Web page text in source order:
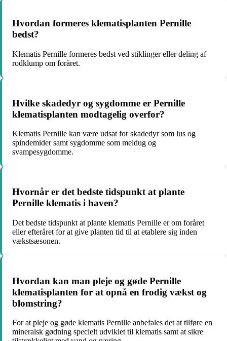
Hvordan formeres klematisplanten Pernille
bedst?
Klematis Pernille formeres bedst ved stiklinger eller deling af
rodklump om foråret.
Hvilke skadedyr og sygdomme er Pernille
klematisplanten modtagelig overfor?
Klematis Pernille kan være udsat for skadedyr som lus og
spindemider samt sygdomme som meldug og
svampesygdomme.
Hvornår er det bedste tidspunkt at plante
Pernille klematis i haven?
Det bedste tidspunkt at plante klematis Pernille er om foråret
eller efteråret for at give planten tid til at etablere sig inden
vækstsæsonen.
Hvordan kan man pleje og gøde Pernille
klematisplanten for at opnå en frodig vækst og
blomstring?
For at pleje og gøde klematis Pernille anbefales det at tilføre en
mineralsk gødning specielt udviklet til klematis samt at sikre